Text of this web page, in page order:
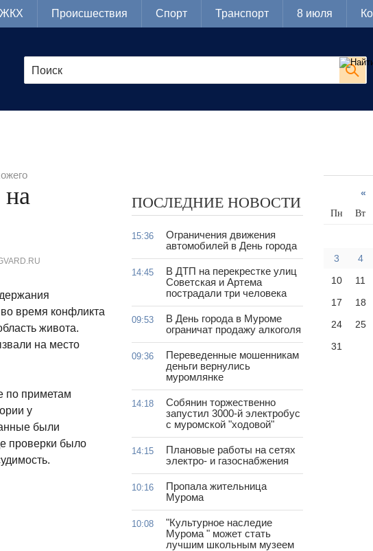
ЖКХ Происшествия Спорт Транспорт 8 июля
время конфликта
живота.
на место
по приметам
у
были
проверки было
ПОСЛЕДНИЕ НОВОСТИ
15:36
Ограничения движения
автомобилей в День города
14:45
В ДТП на перекрестке улиц
Советская и Артема
пострадали три человека
09:53
В День города в Муроме
ограничат продажу алкоголя
09:36
Переведенные мошенникам
деньги вернулись
муромлянке
14:18
Собянин торжественно
запустил 3000-й электробус
с муромской "ходовой"
14:15
Плановые работы на сетях
электро- и газоснабжения
10:16
Пропала жительница
Мурома
10:08
"Культурное наследие
Мурома " может стать
лучшим школьным музеем
«
Пн Вт
3 4
10 11
17 18
24 25
31